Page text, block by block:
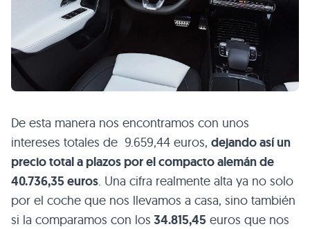
De esta manera nos encontramos con unos
intereses totales de 9.659,44 euros, dejando así un
precio total a plazos por el compacto alemán de
40.736,35 euros. Una cifra realmente alta ya no solo
por el coche que nos llevamos a casa, sino también
si la comparamos con los 34.815,45 euros que nos